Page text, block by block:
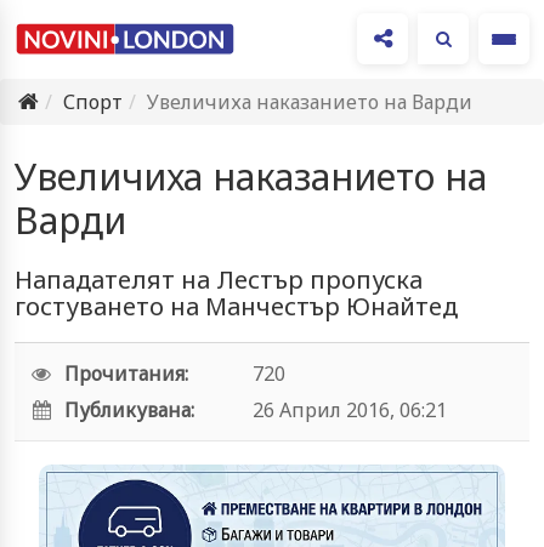
Спорт
Увеличиха наказанието на Варди
Увеличиха наказанието на
Варди
Нападателят на Лестър пропуска
гостуването на Манчестър Юнайтед
Прочитания:
720
Публикувана:
26 Април 2016, 06:21